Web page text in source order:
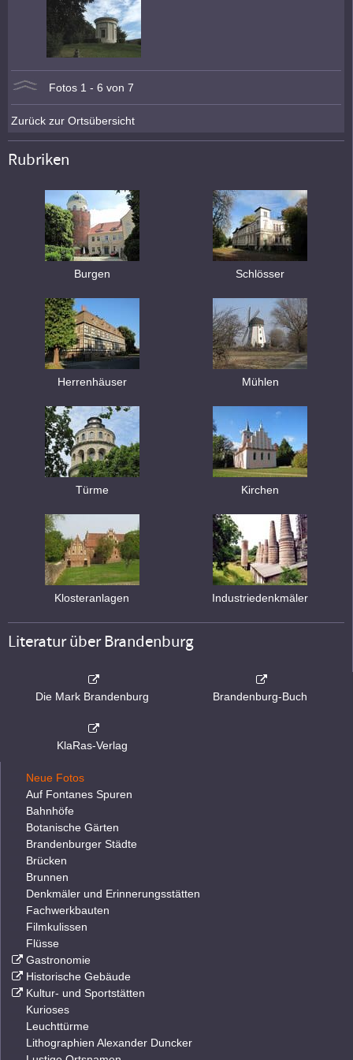
Fotos 1 - 6 von 7
Zurück zur Ortsübersicht
Rubriken
Burgen Schlösser
Herrenhäuser Mühlen
Türme Kirchen
Klosteranlagen Industriedenkmäler
Literatur über Brandenburg
Die Mark Brandenburg Brandenburg-Buch
KlaRas-Verlag
Neue Fotos
Auf Fontanes Spuren
Bahnhöfe
Botanische Gärten
Brandenburger Städte
Brücken
Brunnen
Denkmäler und Erinnerungsstätten
Fachwerkbauten
Filmkulissen
Flüsse
Gastronomie
Historische Gebäude
Kultur- und Sportstätten
Kurioses
Leuchttürme
Lithographien Alexander Duncker